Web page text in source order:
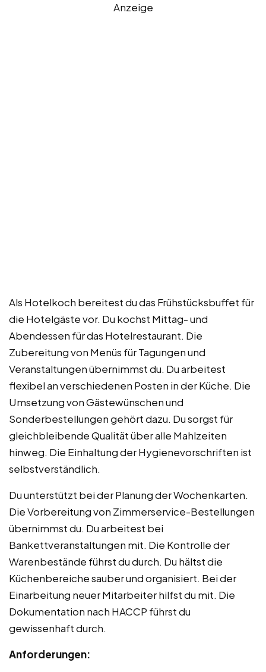
Anzeige
Als Hotelkoch bereitest du das Frühstücksbuffet für
die Hotelgäste vor. Du kochst Mittag- und
Abendessen für das Hotelrestaurant. Die
Zubereitung von Menüs für Tagungen und
Veranstaltungen übernimmst du. Du arbeitest
flexibel an verschiedenen Posten in der Küche. Die
Umsetzung von Gästewünschen und
Sonderbestellungen gehört dazu. Du sorgst für
gleichbleibende Qualität über alle Mahlzeiten
hinweg. Die Einhaltung der Hygienevorschriften ist
selbstverständlich.
Du unterstützt bei der Planung der Wochenkarten.
Die Vorbereitung von Zimmerservice-Bestellungen
übernimmst du. Du arbeitest bei
Bankettveranstaltungen mit. Die Kontrolle der
Warenbestände führst du durch. Du hältst die
Küchenbereiche sauber und organisiert. Bei der
Einarbeitung neuer Mitarbeiter hilfst du mit. Die
Dokumentation nach HACCP führst du
gewissenhaft durch.
Anforderungen: